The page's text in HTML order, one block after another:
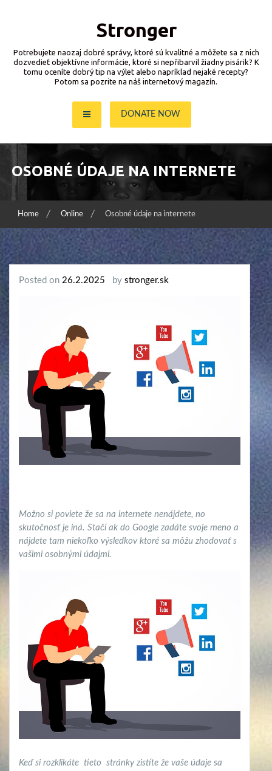
Stronger
Potrebujete naozaj dobré správy, ktoré sú kvalitné a môžete sa z nich
dozvedieť objektívne informácie, ktoré si nepřibarvil žiadny pisárik? K
tomu oceníte dobrý tip na výlet alebo napríklad nejaké recepty?
Potom sa pozrite na náš internetový magazín.
DONATE NOW
OSOBNÉ ÚDAJE NA INTERNETE
Home Online Osobné údaje na internete
Posted on 26.2.2025 by stronger.sk
Možno si poviete že sa na internete nenájdete, no
skutočnosť je iná. Stačí ak do Google zadáte svoje meno a
nájdete tam niekoľko výsledkov ktoré sa môžu zhodovať s
vašimi osobnými údajmi.
Keď si rozklikáte tieto stránky zistíte že vaše údaje sa